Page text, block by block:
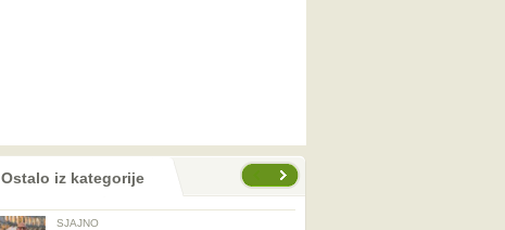
Ostalo iz kategorije
SJAJNO